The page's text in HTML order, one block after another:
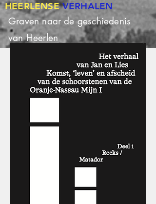
Graven naar de geschiedenis
van Heerlen
HEERLENSE VERHALEN